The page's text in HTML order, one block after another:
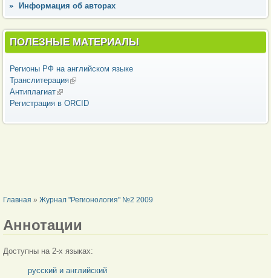
Информация об авторах
ПОЛЕЗНЫЕ МАТЕРИАЛЫ
Регионы РФ на английском языке
Транслитерация(внешняя ссылка)
Антиплагиат(внешняя ссылка)
Регистрация в ORCID
ВЫ ЗДЕСЬ
Главная » Журнал "Регионология" №2 2009
Аннотации
Доступны на 2-х языках:
русский и английский